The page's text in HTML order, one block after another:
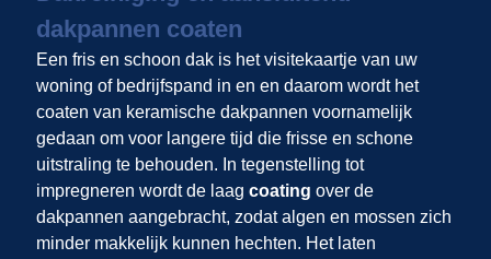
dakpannen coaten
Een fris en schoon dak is het visitekaartje van uw
woning of bedrijfspand in en en daarom wordt het
coaten van keramische dakpannen voornamelijk
gedaan om voor langere tijd die frisse en schone
uitstraling te behouden. In tegenstelling tot
impregneren wordt de laag coating over de
dakpannen aangebracht, zodat algen en mossen zich
minder makkelijk kunnen hechten. Het laten